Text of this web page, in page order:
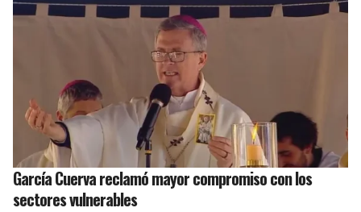
García Cuerva reclamó mayor compromiso con los
sectores vulnerables